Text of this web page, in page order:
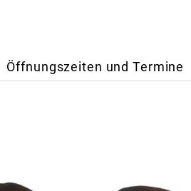
Öffnungszeiten und Termine